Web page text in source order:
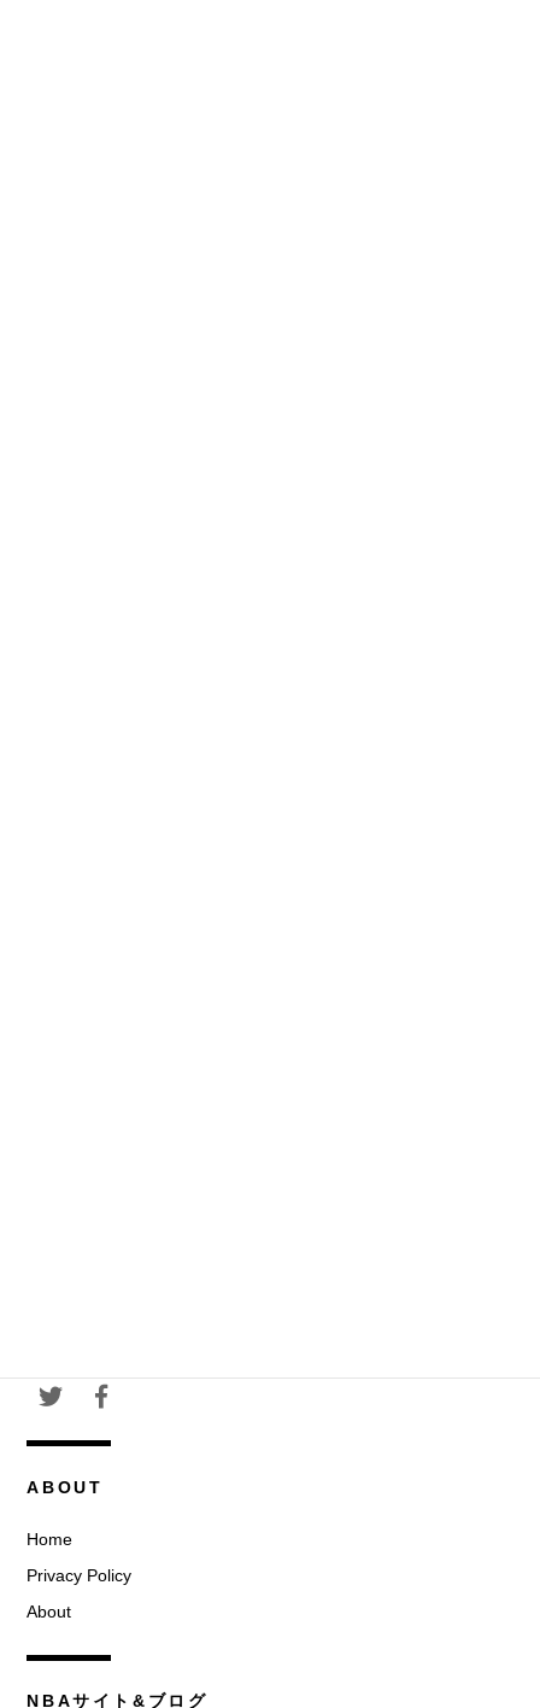
ABOUT
Home
Privacy Policy
About
NBAサイト&ブログ